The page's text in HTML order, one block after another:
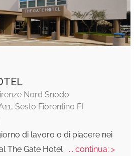
Nord Snodo
Sesto Fiorentino FI
di lavoro o di piacere nei
The Gate Hotel
... continua: >